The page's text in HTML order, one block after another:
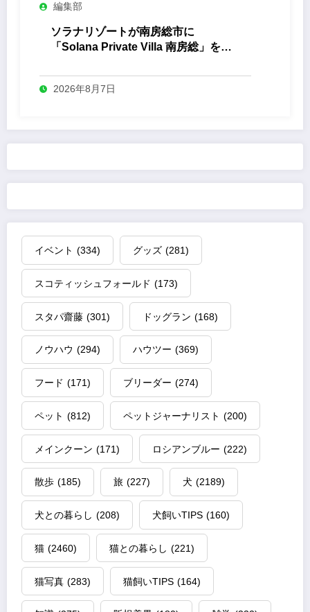
編集部
ソラナリゾートが南房総市に
「Solana Private Villa 南房総」を開
2026年8月7日
イベント (334) グッズ (281)
スコティッシュフォールド (173)
スタパ齋藤 (301) ドッグラン (168)
ノウハウ (294) ハウツー (369)
フード (171) ブリーダー (274)
ペット (812) ペットジャーナリスト (200)
メインクーン (171) ロシアンブルー (222)
散歩 (185) 旅 (227) 犬 (2189)
犬との暮らし (208) 犬飼いTIPS (160)
猫 (2460) 猫との暮らし (221)
猫写真 (283) 猫飼いTIPS (164)